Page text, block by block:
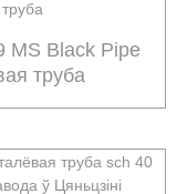
MS Black Pipe
труба